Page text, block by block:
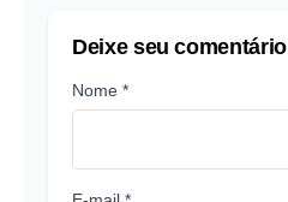
Deixe seu comentário
Nome *